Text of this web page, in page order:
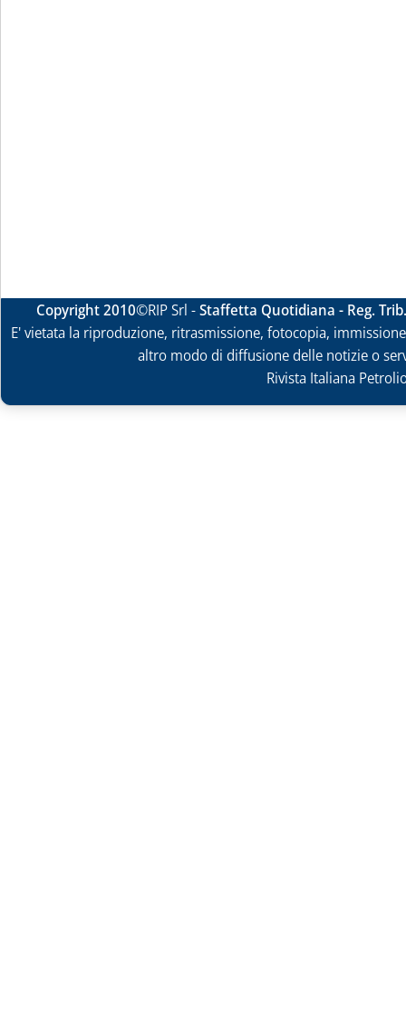
Copyright 2010©RIP Srl -Staffetta Quotidiana - Reg.
E' vietata la riproduzione, ritrasmissione, fotocopia,
altro modo di diffusione delle notizie o
Rivista Italiana